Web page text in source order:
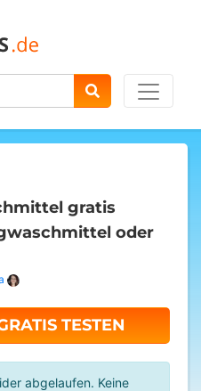
gratis
oder
TESTEN
abgelaufen. Keine